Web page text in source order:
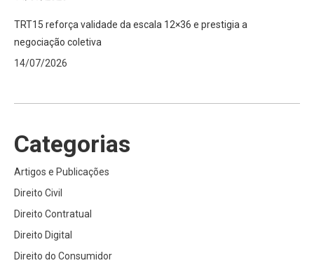
TRT15 reforça validade da escala 12×36 e prestigia a
negociação coletiva
14/07/2026
Categorias
Artigos e Publicações
Direito Civil
Direito Contratual
Direito Digital
Direito do Consumidor